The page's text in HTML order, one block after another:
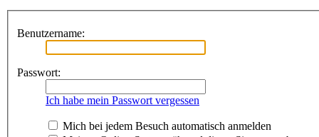
Benutzername:
Passwort:
Ich habe mein Passwort vergessen
Mich bei jedem Besuch automatisch anmelden